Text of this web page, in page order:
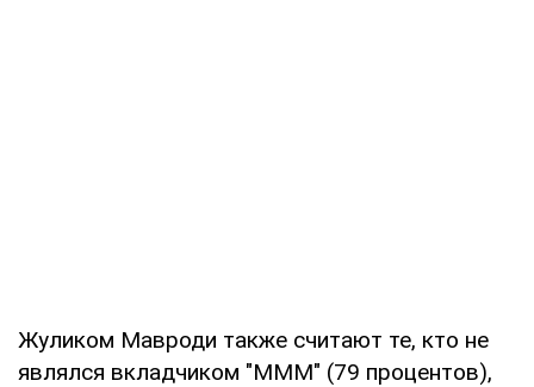
Жуликом Мавроди также считают те, кто не
являлся вкладчиком "МММ" (79 процентов),